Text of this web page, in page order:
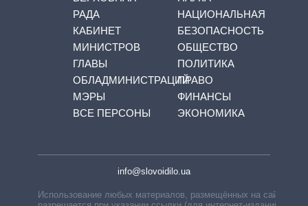
РАДА
КАБИНЕТ
МИНИСТРОВ
ГЛАВЫ
ОБЛАДМИНИСТРАЦИЙ
МЭРЫ
ВСЕ ПЕРСОНЫ
НАЦИОНАЛЬНАЯ
БЕЗОПАСНОСТЬ
ОБЩЕСТВО
ПОЛИТИКА
ПРАВО
ФИНАНСЫ
ЭКОНОМИКА
info@slovoidilo.ua
Использование любых материалов, размещённых на сайте,